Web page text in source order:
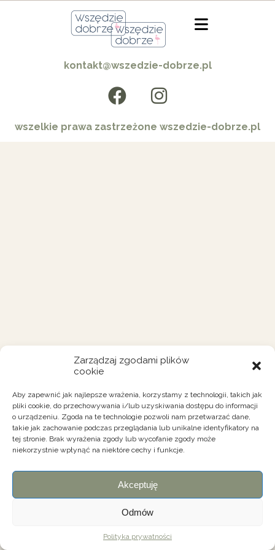
Zarządzaj zgodami plików
cookie
Aby zapewnić jak najlepsze wrażenia, korzystamy z technologii, takich jak
pliki cookie, do przechowywania i/lub uzyskiwania dostępu do informacji
o urządzeniu. Zgoda na te technologie pozwoli nam przetwarzać dane,
takie jak zachowanie podczas przeglądania lub unikalne identyfikatory na
tej stronie. Brak wyrażenia zgody lub wycofanie zgody może
niekorzystnie wpłynąć na niektóre cechy i funkcje.
Akceptuję
Odmów
Polityka prywatności
kontakt@wszedzie-dobrze.pl
wszelkie prawa zastrzeżone wszedzie-dobrze.pl